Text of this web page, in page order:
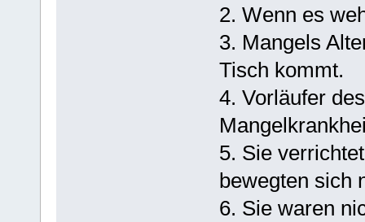
2. Wenn es
3. Mangels
Tisch kommt.
4. Vorläufer
5. Sie
bewegten sich
6. Sie waren